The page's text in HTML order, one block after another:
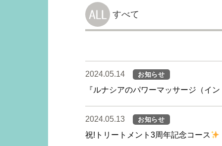
すべて
2024.05.14 お知らせ
『ルナシアのパワーマッサージ（イ
2024.05.13 お知らせ
祝!トリートメント3周年記念コース